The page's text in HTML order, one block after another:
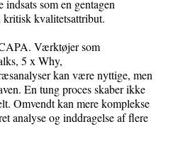
som en gentagen
kritisk kvalitetsattribut.
. Værktøjer som
, 5 x Why,
kan være nyttige, men
En tung proces skaber ikke
Omvendt kan mere komplekse
analyse og inddragelse af flere